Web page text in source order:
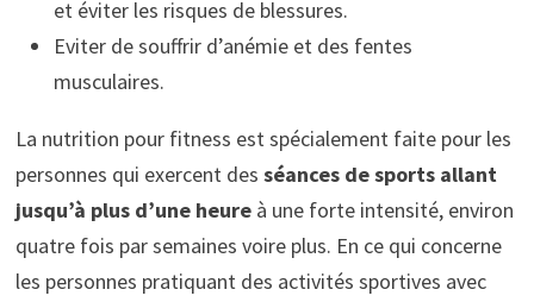
et éviter les risques de blessures.
Eviter de souffrir d’anémie et des fentes
musculaires.
La nutrition pour fitness est spécialement faite pour les
personnes qui exercent des séances de sports allant
jusqu’à plus d’une heureà une forte intensité, environ
quatre fois par semaines voire plus. En ce qui concerne
les personnes pratiquant des activités sportives avec